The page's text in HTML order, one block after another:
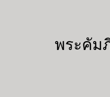
พระคัม